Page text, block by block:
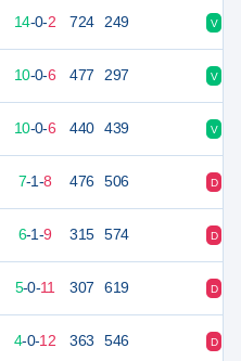
14-0-2 724 249 V
10-0-6 477 297 V
10-0-6 440 439 V
7-1-8 476 506 D
6-1-9 315 574 D
5-0-11 307 619 D
4-0-12 363 546 D